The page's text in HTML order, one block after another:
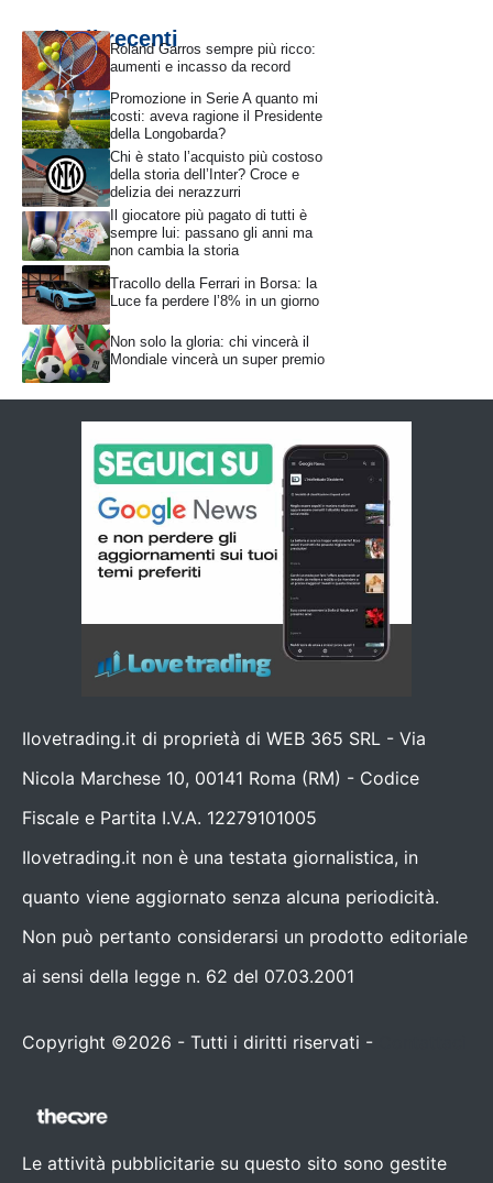
Articoli recentiRoland Garros sempre più ricco:
aumenti e incasso da record
Promozione in Serie A quanto mi
costi: aveva ragione il Presidente
della Longobarda?
Chi è stato l’acquisto più costoso
della storia dell’Inter? Croce e
delizia dei nerazzurri
Il giocatore più pagato di tutti è
sempre lui: passano gli anni ma
non cambia la storia
Tracollo della Ferrari in Borsa: la
Luce fa perdere l’8% in un giorno
Non solo la gloria: chi vincerà il
Mondiale vincerà un super premio
Ilovetrading.it di proprietà di WEB 365 SRL - Via
Nicola Marchese 10, 00141 Roma (RM) - Codice
Fiscale e Partita I.V.A. 12279101005
Ilovetrading.it non è una testata giornalistica, in
quanto viene aggiornato senza alcuna periodicità.
Non può pertanto considerarsi un prodotto editoriale
ai sensi della legge n. 62 del 07.03.2001
Copyright ©2026 - Tutti i diritti riservati -
Le attività pubblicitarie su questo sito sono gestite